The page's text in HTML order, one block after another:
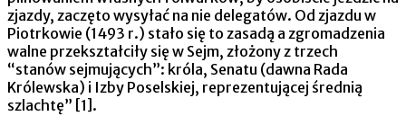
zjazdy, zaczęto wysyłać na nie delegatów. Od zjazdu w
Piotrkowie (1493 r.) stało się to zasadą a zgromadzenia
walne przekształciły się w Sejm, złożony z trzech
“stanów sejmujących”: króla, Senatu (dawna Rada
Królewska) i Izby Poselskiej, reprezentującej średnią
szlachtę” [1].